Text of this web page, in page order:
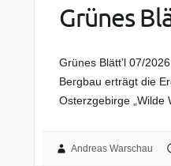
Grünes
Grünes Blätt’l 07/
Bergbau erträgt die
Osterzgebirge „Wilde
Andreas Warschau